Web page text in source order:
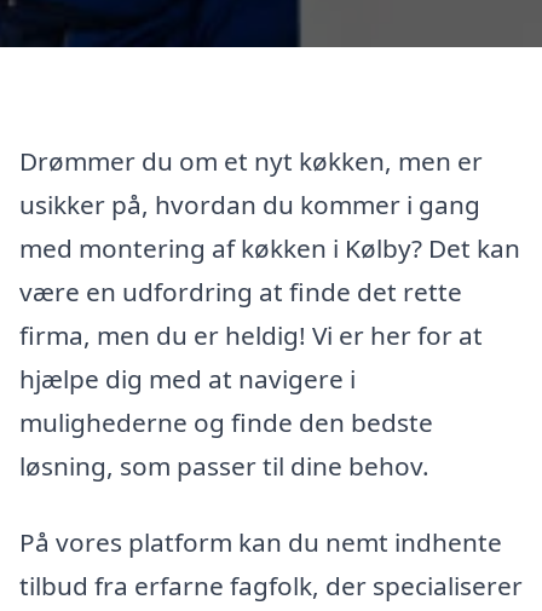
Drømmer du om et nyt køkken, men er
usikker på, hvordan du kommer i gang
med montering af køkken i Kølby? Det kan
være en udfordring at finde det rette
firma, men du er heldig! Vi er her for at
hjælpe dig med at navigere i
mulighederne og finde den bedste
løsning, som passer til dine behov.
På vores platform kan du nemt indhente
tilbud fra erfarne fagfolk, der specialiserer